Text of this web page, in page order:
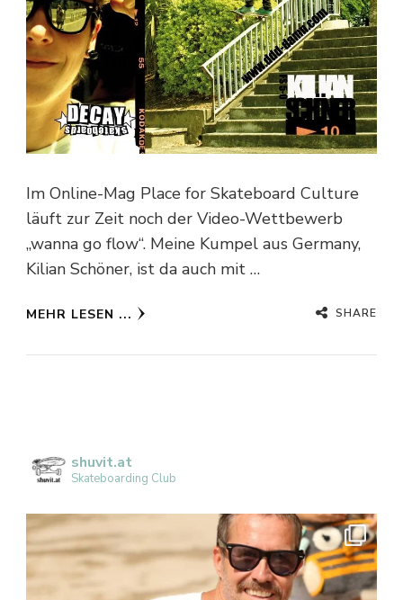
Im Online-Mag Place for Skateboard Culture
läuft zur Zeit noch der Video-Wettbewerb
„wanna go flow“. Meine Kumpel aus Germany,
Kilian Schöner, ist da auch mit …
MEHR LESEN ... SHARE
shuvit.at
Skateboarding Club